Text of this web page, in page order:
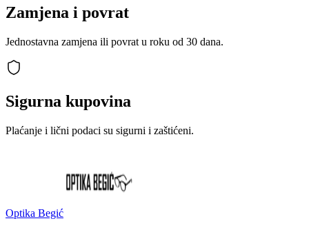
Zamjena i povrat
Jednostavna zamjena ili povrat u roku od 30 dana.
Sigurna kupovina
Plaćanje i lični podaci su sigurni i zaštićeni.
Optika Begić